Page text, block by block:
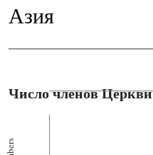
Азия
Число членов Церкви